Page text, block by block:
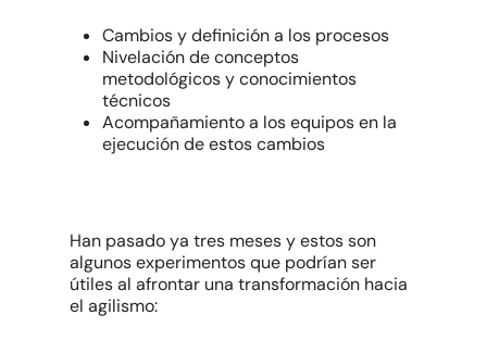
Cambios y definición a los procesos
Nivelación de conceptos
metodológicos y conocimientos
técnicos
Acompañamiento a los equipos en la
ejecución de estos cambios
Han pasado ya tres meses y estos son
algunos experimentos que podrían ser
útiles al afrontar una transformación hacia
el agilismo: